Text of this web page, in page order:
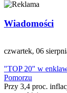
Wiadomości
czwartek, 06
"TOP 20" w
Pomorzu
Przy 3,4 proc.